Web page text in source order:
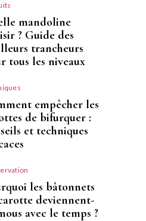
mandoline
? Guide des
trancheurs
tous les niveaux
empêcher les
de bifurquer :
et techniques
les bâtonnets
deviennent-
avec le temps ?